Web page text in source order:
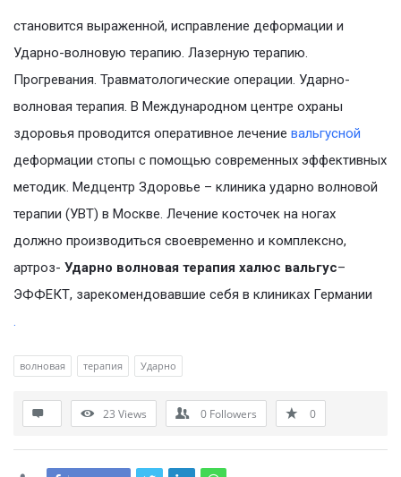
становится выраженной, исправление деформации и
Ударно-волновую терапию. Лазерную терапию.
Прогревания. Травматологические операции. Ударно-
волновая терапия. В Международном центре охраны
здоровья проводится оперативное лечение вальгусной
деформации стопы с помощью современных эффективных
методик. Медцентр Здоровье – клиника ударно волновой
терапии (УВТ) в Москве. Лечение косточек на ногах
должно производиться своевременно и комплексно,
артроз- Ударно волновая терапия халюс вальгус–
ЭФФЕКТ, зарекомендовавшие себя в клиниках Германии
.
волновая терапия Ударно
23 Views 0 Followers 0